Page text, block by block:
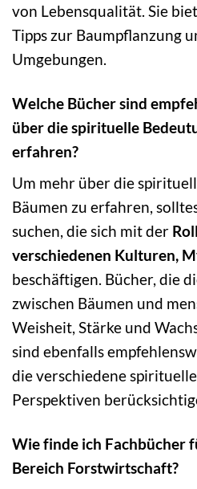
von Lebensqualität. Sie
Tipps zur Baumpflanzung
Umgebungen.
Welche Bücher sind
über die spirituelle
erfahren?
Um mehr über die
Bäumen zu erfahren,
suchen, die sich mit der
verschiedenen Kulturen,
beschäftigen. Bücher, die
zwischen Bäumen und
Weisheit, Stärke und
sind ebenfalls
die verschiedene
Perspektiven
Wie finde ich Fachbücher
Bereich Forstwirtschaft?